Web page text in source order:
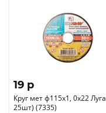
19 p
Круг мет ф115х1, 0х22 Луга (уп.
25шт) (7335)